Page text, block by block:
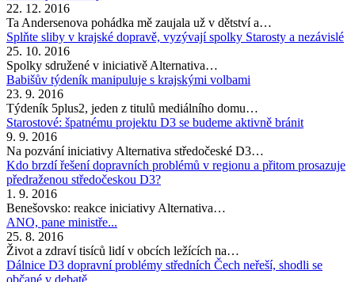
22. 12. 2016
Ta Andersenova pohádka mě zaujala už v dětství a…
Splňte sliby v krajské dopravě, vyzývají spolky Starosty a nezávislé
25. 10. 2016
Spolky sdružené v iniciativě Alternativa…
Babišův týdeník manipuluje s krajskými volbami
23. 9. 2016
Týdeník 5plus2, jeden z titulů mediálního domu…
Starostové: špatnému projektu D3 se budeme aktivně bránit
9. 9. 2016
Na pozvání iniciativy Alternativa středočeské D3…
Kdo brzdí řešení dopravních problémů v regionu a přitom prosazuje
předraženou středočeskou D3?
1. 9. 2016
Benešovsko: reakce iniciativy Alternativa…
ANO, pane ministře...
25. 8. 2016
Život a zdraví tisíců lidí v obcích ležících na…
Dálnice D3 dopravní problémy středních Čech neřeší, shodli se
občané v debatě